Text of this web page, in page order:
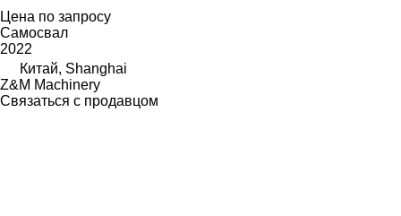
Цена по запросу
Самосвал
2022
Китай, Shanghai
Z&M Machinery
Связаться с продавцом